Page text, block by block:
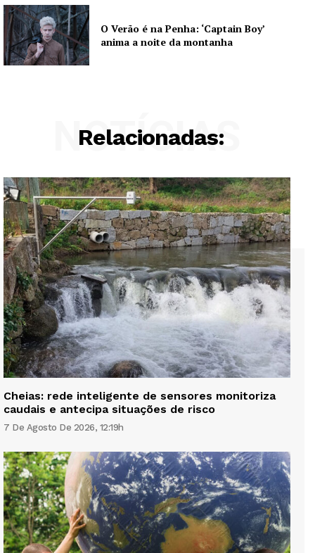
O Verão é na Penha: ‘Captain Boy’
anima a noite da montanha
Relacionadas:
NOTÍCIAS
Cheias: rede inteligente de sensores monitoriza
caudais e antecipa situações de risco
7 De Agosto De 2026, 12:19h